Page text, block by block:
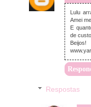
Lulu
Amei
E
de
Beijos!
Respostas